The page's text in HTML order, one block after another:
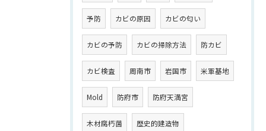
予防 カビの原因 カビの匂い
カビの予防 カビの掃除方法 防カビ
カビ検査 周南市 岩国市 米軍基地
Mold 防府市 防府天満宮
木材腐朽菌 歴史的建造物